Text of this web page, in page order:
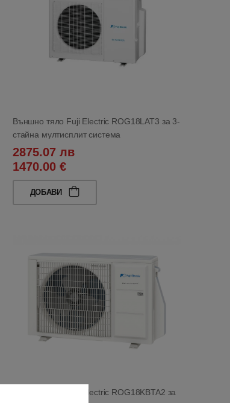
Външно тяло Fuji Electric ROG18LAT3 за 3-
стайна мултисплит система
2875.07 лв
1470.00 €
ДОБАВИ
Външно тяло Fuji Electric ROG18KBTA2 за